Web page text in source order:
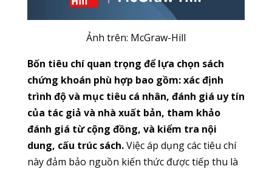
Ảnh trên: McGraw-Hill
Bốn tiêu chí quan trọng để lựa chọn sách
chứng khoán phù hợp bao gồm: xác định
trình độ và mục tiêu cá nhân, đánh giá uy tín
của tác giả và nhà xuất bản, tham khảo
đánh giá từ cộng đồng, và kiểm tra nội
dung, cấu trúc sách.Việc áp dụng các tiêu chí
này đảm bảo nguồn kiến thức được tiếp thu là